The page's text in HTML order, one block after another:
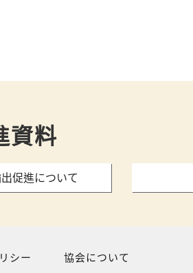
資料
促進について
シー 協会について